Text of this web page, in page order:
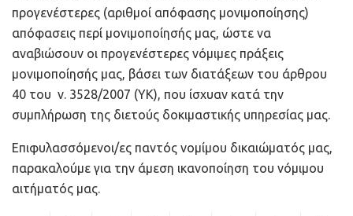
προγενέστερες (αριθμοί απόφασης μονιμοποίησης)
απόφασεις περί μονιμοποίησής μας, ώστε να
αναβιώσουν οι προγενέστερες νόμιμες πράξεις
μονιμοποίησής μας, βάσει των διατάξεων του άρθρου
40 του ν. 3528/2007 (ΥΚ), που ίσχυαν κατά την
συμπλήρωση της διετούς δοκιμαστικής υπηρεσίας μας.
Επιφυλασσόμενοι/ες παντός νομίμου δικαιώματός μας,
παρακαλούμε για την άμεση ικανοποίηση του νόμιμου
αιτήματός μας.